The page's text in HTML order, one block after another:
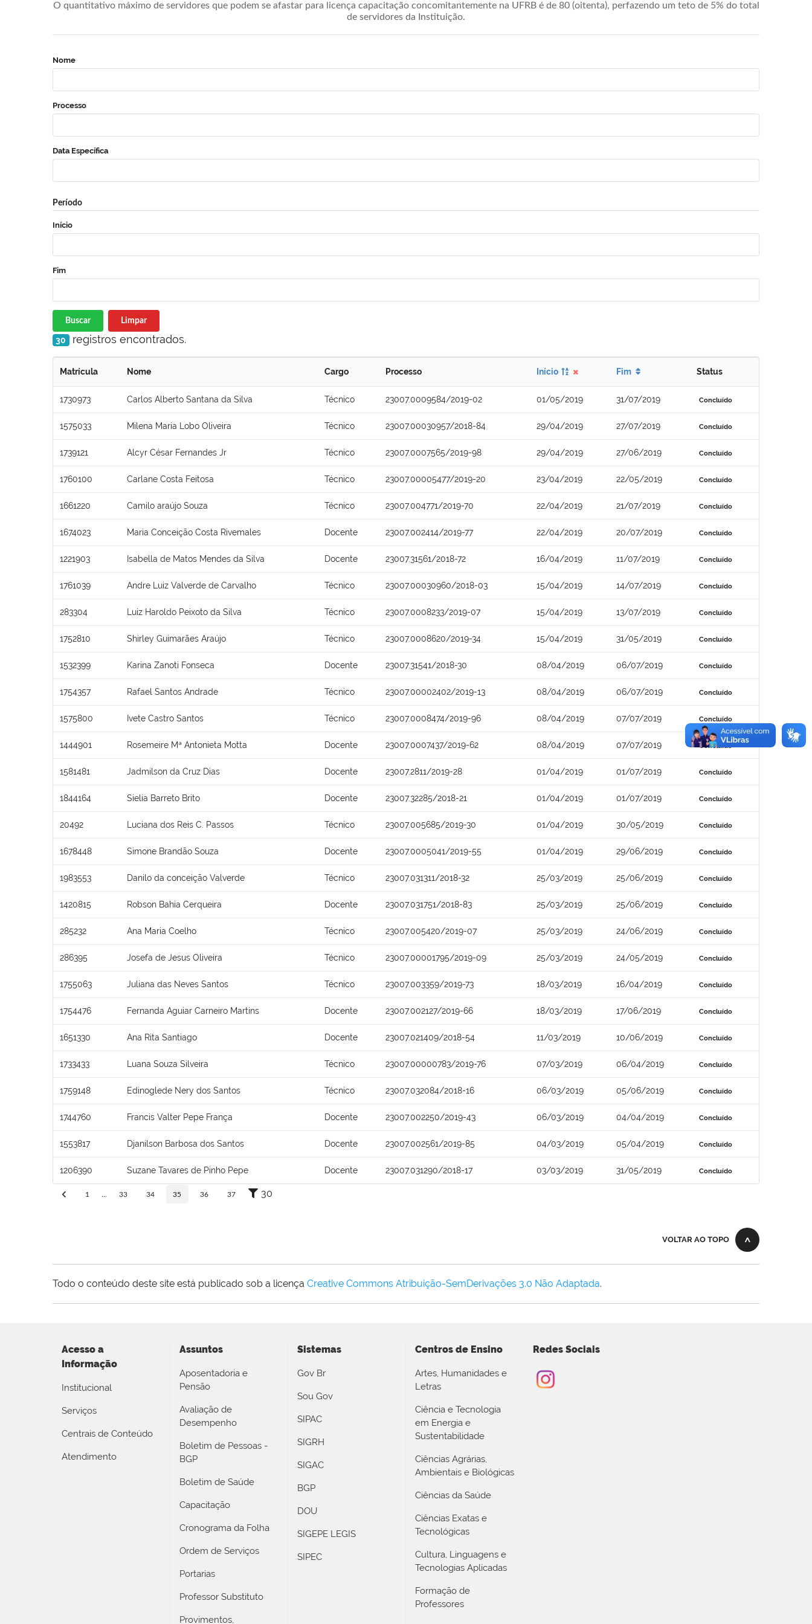
O quantitativo máximo de servidores que podem se afastar para licença capacitação concomitantemente na UFRB é de 80 (oitenta), perfazendo um teto de 5% do total
de servidores da Instituição.
Nome
Processo
Data Específica
Período
Início
Fim
Buscar Limpar
30 registros encontrados.
Matrícula Nome Cargo Processo Início Fim Status
1730973 Carlos Alberto Santana da Silva Técnico 23007.0009584/2019-02 01/05/2019 31/07/2019 Concluído
1575033 Milena Maria Lobo Oliveira Técnico 23007.00030957/2018-84 29/04/2019 27/07/2019 Concluído
1739121 Alcyr César Fernandes Jr Técnico 23007.0007565/2019-98 29/04/2019 27/06/2019 Concluído
1760100 Carlane Costa Feitosa Técnico 23007.00005477/2019-20 23/04/2019 22/05/2019 Concluído
1661220 Camilo araújo Souza Técnico 23007.004771/2019-70 22/04/2019 21/07/2019 Concluído
1674023 Maria Conceição Costa Rivemales Docente 23007.002414/2019-77 22/04/2019 20/07/2019 Concluído
1221903 Isabella de Matos Mendes da Silva Docente 23007.31561/2018-72 16/04/2019 11/07/2019 Concluído
1761039 Andre Luiz Valverde de Carvalho Técnico 23007.00030960/2018-03 15/04/2019 14/07/2019 Concluído
283304 Luiz Haroldo Peixoto da Silva Técnico 23007.0008233/2019-07 15/04/2019 13/07/2019 Concluído
1752810 Shirley Guimarães Araújo Técnico 23007.0008620/2019-34 15/04/2019 31/05/2019 Concluído
1532399 Karina Zanoti Fonseca Docente 23007.31541/2018-30 08/04/2019 06/07/2019 Concluído
1754357 Rafael Santos Andrade Técnico 23007.00002402/2019-13 08/04/2019 06/07/2019 Concluído
1575800 Ivete Castro Santos Técnico 23007.0008474/2019-96 08/04/2019 07/07/2019 Concluído
1444901 Rosemeire Mª Antonieta Motta Docente 23007.0007437/2019-62 08/04/2019 07/07/2019 Concluído
1581481 Jadmilson da Cruz Dias Docente 23007.2811/2019-28 01/04/2019 01/07/2019 Concluído
1844164 Sielia Barreto Brito Docente 23007.32285/2018-21 01/04/2019 01/07/2019 Concluído
20492 Luciana dos Reis C. Passos Técnico 23007.005685/2019-30 01/04/2019 30/05/2019 Concluído
1678448 Simone Brandão Souza Docente 23007.0005041/2019-55 01/04/2019 29/06/2019 Concluído
1983553 Danilo da conceição Valverde Técnico 23007.031311/2018-32 25/03/2019 25/06/2019 Concluído
1420815 Robson Bahia Cerqueira Docente 23007.031751/2018-83 25/03/2019 25/06/2019 Concluído
285232 Ana Maria Coelho Técnico 23007.005420/2019-07 25/03/2019 24/06/2019 Concluído
286395 Josefa de Jesus Oliveira Técnico 23007.00001795/2019-09 25/03/2019 24/05/2019 Concluído
1755063 Juliana das Neves Santos Técnico 23007.003359/2019-73 18/03/2019 16/04/2019 Concluído
1754476 Fernanda Aguiar Carneiro Martins Docente 23007.002127/2019-66 18/03/2019 17/06/2019 Concluído
1651330 Ana Rita Santiago Docente 23007.021409/2018-54 11/03/2019 10/06/2019 Concluído
1733433 Luana Souza Silveira Técnico 23007.00000783/2019-76 07/03/2019 06/04/2019 Concluído
1759148 Edinoglede Nery dos Santos Técnico 23007.032084/2018-16 06/03/2019 05/06/2019 Concluído
1744760 Francis Valter Pepe França Docente 23007.002250/2019-43 06/03/2019 04/04/2019 Concluído
1553817 Djanilson Barbosa dos Santos Docente 23007.002561/2019-85 04/03/2019 05/04/2019 Concluído
1206390 Suzane Tavares de Pinho Pepe Docente 23007.031290/2018-17 03/03/2019 31/05/2019 Concluído
1 33 34 35 36 37 30
VOLTAR AO TOPO
Todo o conteúdo deste site está publicado sob a licença Creative Commons Atribuição-SemDerivações 3.0 Não Adaptada.
Acesso a
Informação
Institucional
Serviços
Centrais de Conteúdo
Atendimento
Assuntos
Aposentadoria e
Pensão
Avaliação de
Desempenho
Boletim de Pessoas -
BGP
Boletim de Saúde
Capacitação
Cronograma da Folha
Ordem de Serviços
Portarias
Professor Substituto
Provimentos,
Sistemas
Gov Br
Sou Gov
SIPAC
SIGRH
SIGAC
BGP
DOU
SIGEPE LEGIS
SIPEC
Centros de Ensino
Artes, Humanidades e
Letras
Ciência e Tecnologia
em Energia e
Sustentabilidade
Ciências Agrárias,
Ambientais e Biológicas
Ciências da Saúde
Ciências Exatas e
Tecnológicas
Cultura, Linguagens e
Tecnologias Aplicadas
Formação de
Professores
Redes Sociais